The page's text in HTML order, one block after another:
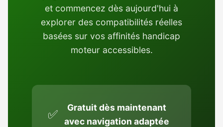
et commencez dès aujourd'hui à
explorer des compatibilités réelles
basées sur vos affinités handicap
moteur accessibles.
✅
Gratuit dès maintenant
avec navigation adaptée